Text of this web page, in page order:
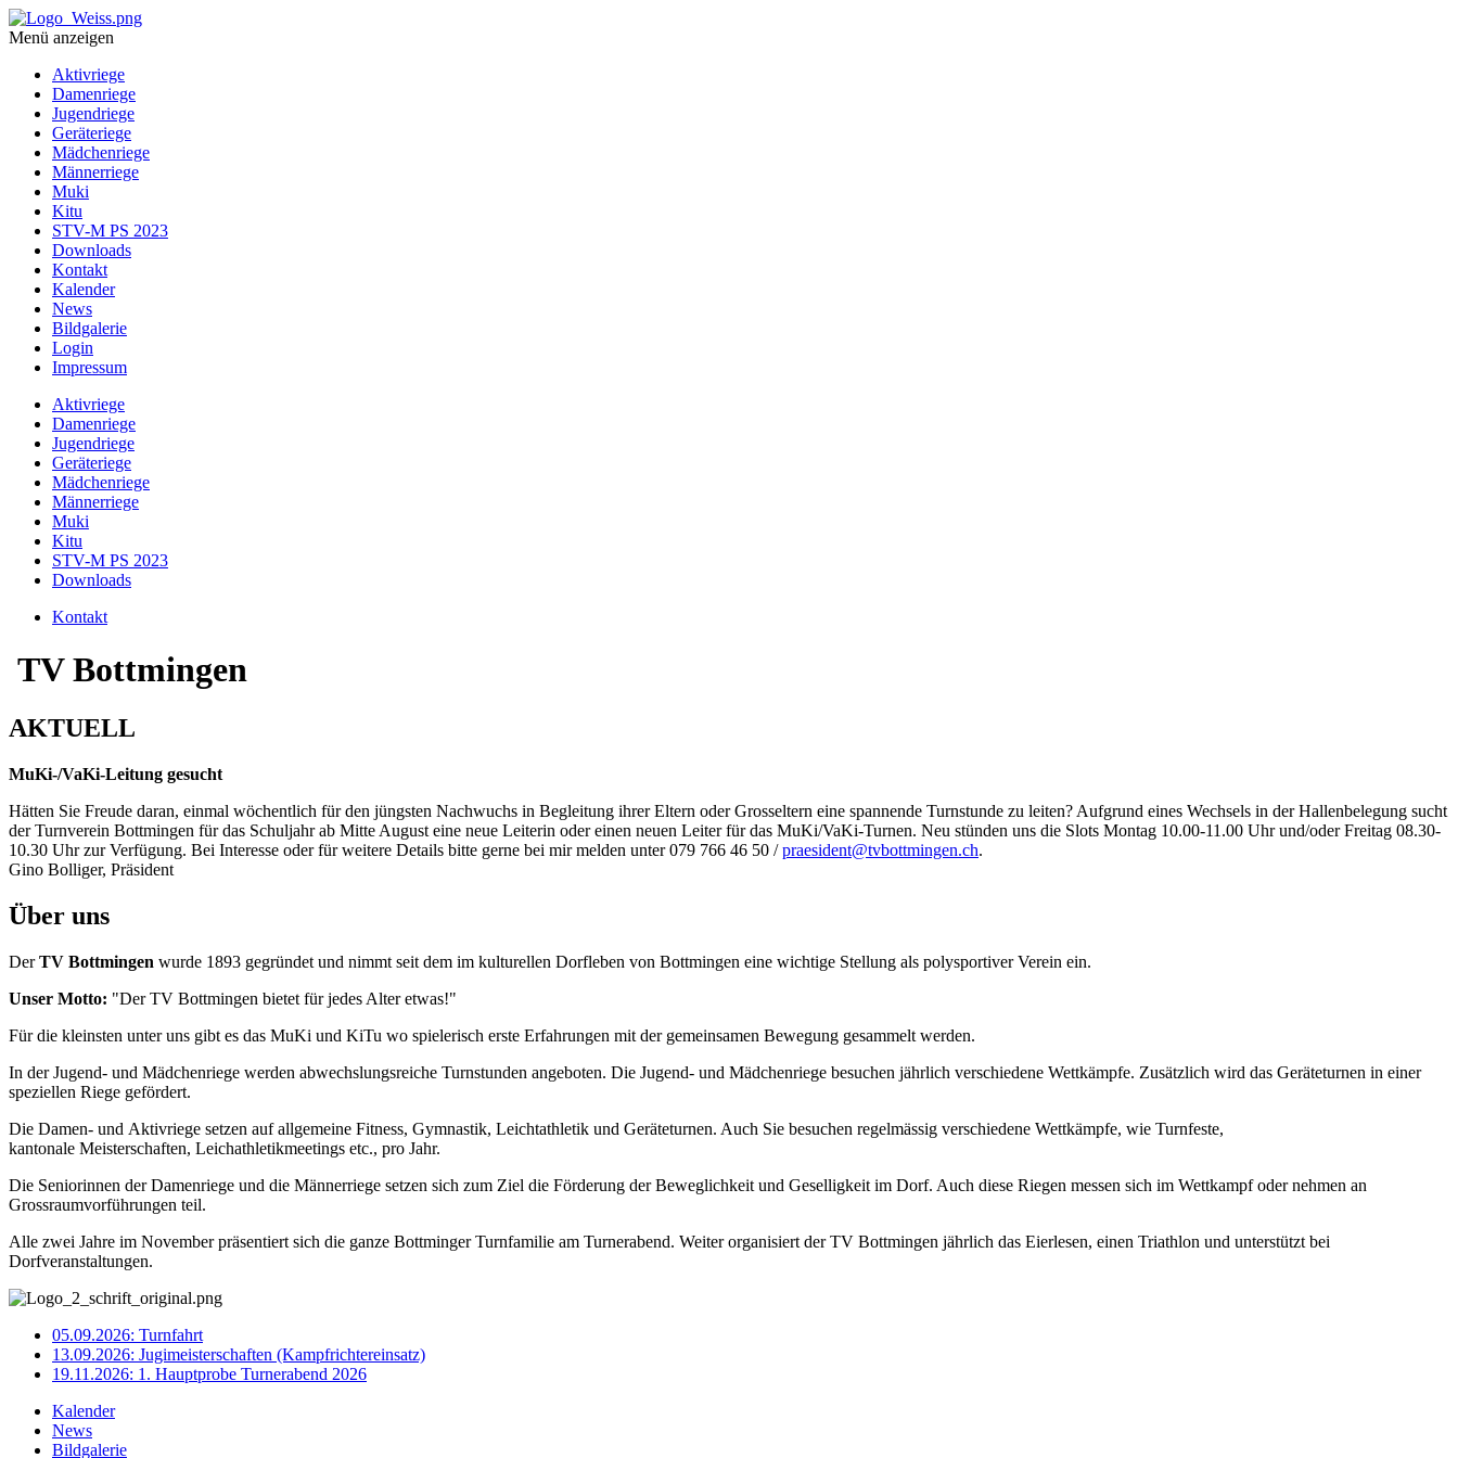
Menü anzeigen
Aktivriege
Damenriege
Jugendriege
Geräteriege
Mädchenriege
Männerriege
Muki
Kitu
STV-M PS 2023
Downloads
Kontakt
Kalender
News
Bildgalerie
Login
Impressum
Aktivriege
Damenriege
Jugendriege
Geräteriege
Mädchenriege
Männerriege
Muki
Kitu
STV-M PS 2023
Downloads
Kontakt
TV Bottmingen
AKTUELL
MuKi-/VaKi-Leitung gesucht
Hätten Sie Freude daran, einmal wöchentlich für den jüngsten Nachwuchs in Begleitung ihrer Eltern oder Grosseltern eine spannende Turnstunde zu leiten? Aufgrund eines Wechsels in der Hallenbelegung sucht
der Turnverein Bottmingen für das Schuljahr ab Mitte August eine neue Leiterin oder einen neuen Leiter für das MuKi/VaKi-Turnen. Neu stünden uns die Slots Montag 10.00-11.00 Uhr und/oder Freitag 08.30-
10.30 Uhr zur Verfügung. Bei Interesse oder für weitere Details bitte gerne bei mir melden unter 079 766 46 50 /praesident@tvbottmingen.ch.
Gino Bolliger, Präsident
Über uns
DerTV Bottmingen wurde 1893 gegründet und nimmt seit dem im kulturellen Dorfleben von Bottmingen eine wichtige Stellung als polysportiver Verein ein.
Unser Motto: "Der TV Bottmingen bietet für jedes Alter etwas!"
Für die kleinsten unter uns gibt es das MuKi und KiTu wo spielerisch erste Erfahrungen mit der gemeinsamen Bewegung gesammelt werden.
In der Jugend- und Mädchenriege werden abwechslungsreiche Turnstunden angeboten. Die Jugend- und Mädchenriege besuchen jährlich verschiedene Wettkämpfe. Zusätzlich wird das Geräteturnen in einer
speziellen Riege gefördert.
Die Damen- und Aktivriege setzen auf allgemeine Fitness, Gymnastik, Leichtathletik und Geräteturnen. Auch Sie besuchen regelmässig verschiedene Wettkämpfe, wie Turnfeste,
kantonale Meisterschaften, Leichathletikmeetings etc., pro Jahr.
Die Seniorinnen der Damenriege und die Männerriege setzen sich zum Ziel die Förderung der Beweglichkeit und Geselligkeit im Dorf. Auch diese Riegen messen sich im Wettkampf oder nehmen an
Grossraumvorführungen teil.
Alle zwei Jahre im November präsentiert sich die ganze Bottminger Turnfamilie am Turnerabend. Weiter organisiert der TV Bottmingen jährlich das Eierlesen, einen Triathlon und unterstützt bei
Dorfveranstaltungen.
05.09.2026: Turnfahrt
13.09.2026: Jugimeisterschaften (Kampfrichtereinsatz)
19.11.2026: 1. Hauptprobe Turnerabend 2026
Kalender
News
Bildgalerie